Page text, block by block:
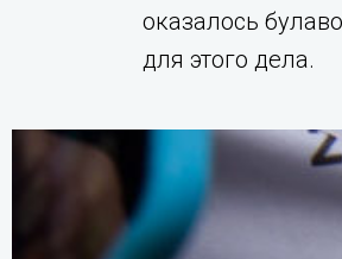
оказалось
для этого дела.